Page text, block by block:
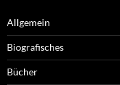
Allgemein
Biografisches
Bücher